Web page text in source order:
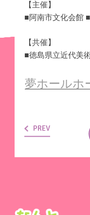
【主催】
■阿南市文化会館
【共催】
■徳島県立近代美
夢ホールホ
PREV